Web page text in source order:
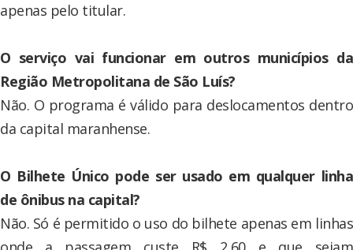
apenas pelo titular.
O serviço vai funcionar em outros municípios da
Região Metropolitana de São Luís?
Não. O programa é válido para deslocamentos dentro
da capital maranhense.
O Bilhete Único pode ser usado em qualquer linha
de ônibus na capital?
Não. Só é permitido o uso do bilhete apenas em linhas